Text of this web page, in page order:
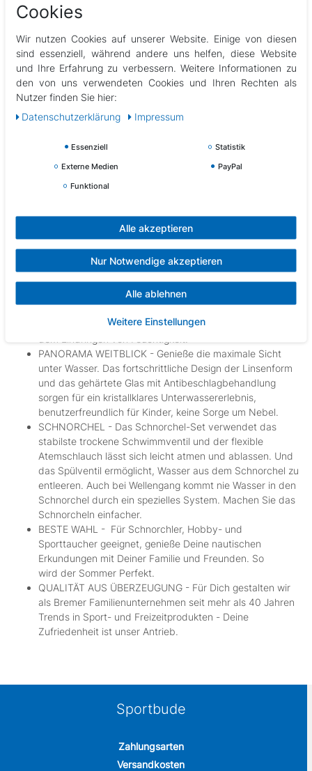
Taucherbrille. Sie ist aus gehärtetem Glas gefertigt und besitzt
Mit einem Antibeschlag-System kannst du dich auf ein
kristallklares Unterwassererlebnis freuen, ohne dass die Sicht
durch Nebel beeinträchtigt wird.
Der Trocken-Schnorchel ist ein Highlight für alle Kinder, die das
elastischen PVC-Verbindungsrohr lässt er sich leicht atmen und
ermöglichen es, Wasser problemlos aus dem Schnorchel zu
entfernen. So wirst du auch bei Wellengang immer trocken
und Sporttaucher. Verbringe unvergessliche Tage im Meer mit
deiner Familie und deinen Freunden. Lass dich von dem Best
Sporting Tauchset Anaconda begeistern und erlebe
unvergessliche Abenteuer unter Wasser!
WASSERDICHT - Unsere Taucherbrille mit Schnorchel
besteht aus gehärtetem Glas. Die Maske beschlägt nicht
Gummiabdichtung schützt die Taucherbrille sicher vor
PANORAMA WEITBLICK - Genieße die maximale Sicht
unter Wasser. Das fortschrittliche Design der Linsenform
und das gehärtete Glas mit Antibeschlagbehandlung
sorgen für ein kristallklares Unterwassererlebnis,
benutzerfreundlich für Kinder, keine Sorge um Nebel.
SCHNORCHEL - Das Schnorchel-Set verwendet das
stabilste trockene Schwimmventil und der flexible
Atemschlauch lässt sich leicht atmen und ablassen. Und
das Spülventil ermöglicht, Wasser aus dem Schnorchel zu
entleeren. Auch bei Wellengang kommt nie Wasser in den
Schnorchel durch ein spezielles System. Machen Sie das
Schnorcheln einfacher.
BESTE WAHL - Für Schnorchler, Hobby- und
Sporttaucher geeignet, genieße Deine nautischen
Erkundungen mit Deiner Familie und Freunden. So
wird der Sommer Perfekt.
QUALITÄT AUS ÜBERZEUGUNG - Für Dich gestalten wir
als Bremer Familienunternehmen seit mehr als 40 Jahren
Trends in Sport- und Freizeitprodukten - Deine
Zufriedenheit ist unser Antrieb.
Sportbude
Zahlungsarten
Versandkosten
Cookies
Wir nutzen Cookies auf unserer Website. Einige von diesen
sind essenziell, während andere uns helfen, diese Website
und Ihre Erfahrung zu verbessern. Weitere Informationen zu
den von uns verwendeten Cookies und Ihren Rechten als
Nutzer finden Sie hier:
Daten­schutz­erklärung
Impressum
Essenziell
Statistik
Externe Medien
PayPal
Funktional
Alle akzeptieren
Nur Notwendige akzeptieren
Alle ablehnen
Weitere Einstellungen